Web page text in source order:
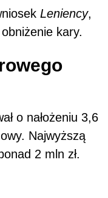
Leniency,
kary.
o nałożeniu 3,6
Najwyższą
2 mln zł.